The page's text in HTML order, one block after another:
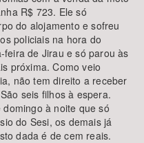
R$ 723. Ele só
do alojamento e sofreu
policiais na hora do
de Jirau e só parou às
próxima. Como veio
não tem direito a receber
seis filhos à espera.
à noite que só
do Sesi, os demais já
dada é de cem reais.